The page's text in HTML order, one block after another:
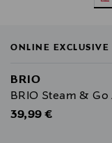
ONLINE EXCLUSIVE
BRIO
BRIO Steam & Go
Original Price
39,99 €